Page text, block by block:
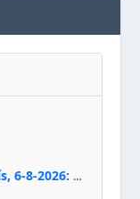
Papa León Xiv a los jóvenes en Asís, 6-8-2026: «De san Francisco aprendan la radicalidad evangélica: no los vuelve ciegos ni violentos, sino sensibles, atentos, siempre en el seguimiento de Jesús, humildes y acogiendo a todos»